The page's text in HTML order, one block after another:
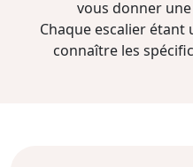
vous donner
Chaque escalier étant
connaître les